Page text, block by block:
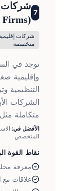
7
شركات
(
Firms
شركات
متخصصة
توجد في
وإقليمية
التنظيمية
الشركات
متكاملة
الأفضل في:
المتخصص
نقاط القوة
معرفة
علاقات مع